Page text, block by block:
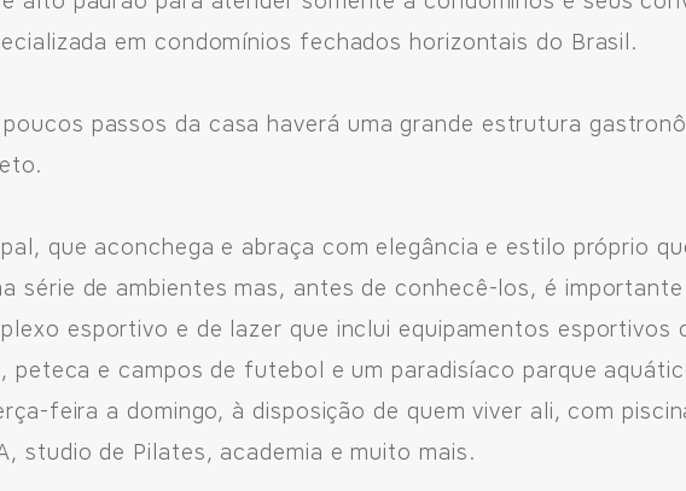
em condomínios fechados horizontais do Brasil.
passos da casa haverá uma grande estrutura
que aconchega e abraça com elegância e estilo próprio
série de ambientes mas, antes de conhecê-los, é
esportivo e de lazer que inclui equipamentos esportivos
peteca e campos de futebol e um paradisíaco parque
feira a domingo, à disposição de quem viver ali, com
studio de Pilates, academia e muito mais.